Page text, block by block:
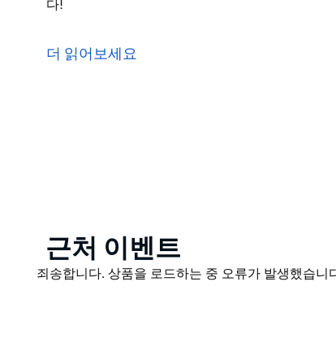
다!
니다.
더 읽어보세요
Product
List
근처 이벤트
Product
죄송합니다. 상품을 로드하는 중 오류가 발생했습니